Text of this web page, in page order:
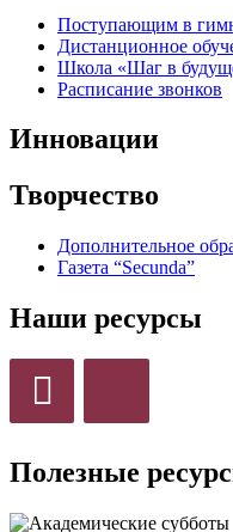
Поступающим в
Дистанционное
Школа «Шаг в
Расписание звонков
Инновации
Творчество
Дополнительное
Газета “Secunda”
Наши ресурсы
Полезные